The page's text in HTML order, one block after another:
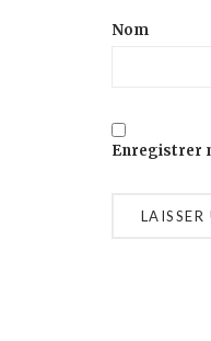
Nom
Enregistrer